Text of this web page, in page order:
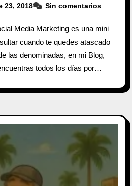
23, 2018 Sin comentarios
Media Marketing es una mini
cuando te quedes atascado
las denominadas, en mi Blog,
todos los días por…